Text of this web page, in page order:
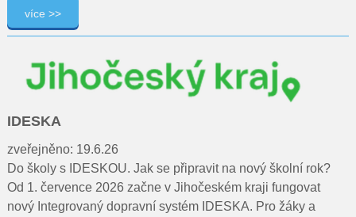
více >>
IDESKA
zveřejněno: 19.6.26
Do školy s IDESKOU. Jak se připravit na nový školní rok?
Od 1. července 2026 začne v Jihočeském kraji fungovat
nový Integrovaný dopravní systém IDESKA. Pro žáky a